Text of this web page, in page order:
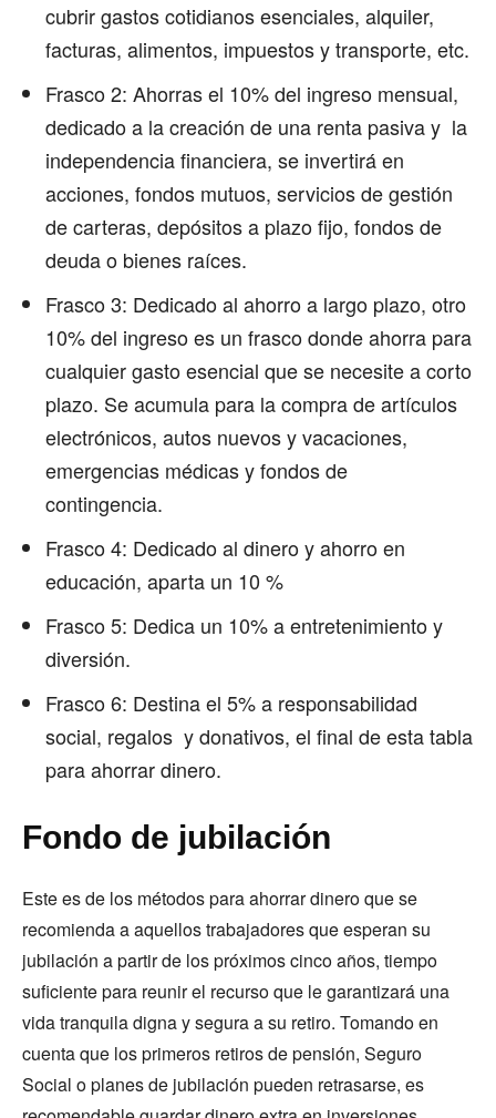
cubrir gastos cotidianos esenciales, alquiler,
facturas, alimentos, impuestos y transporte, etc.
Frasco 2: Ahorras el 10% del ingreso mensual,
dedicado a la creación de una renta pasiva y la
independencia financiera, se invertirá en
acciones, fondos mutuos, servicios de gestión
de carteras, depósitos a plazo fijo, fondos de
deuda o bienes raíces.
Frasco 3: Dedicado al ahorro a largo plazo, otro
10% del ingreso es un frasco donde ahorra para
cualquier gasto esencial que se necesite a corto
plazo. Se acumula para la compra de artículos
electrónicos, autos nuevos y vacaciones,
emergencias médicas y fondos de
contingencia.
Frasco 4: Dedicado al dinero y ahorro en
educación, aparta un 10 %
Frasco 5: Dedica un 10% a entretenimiento y
diversión.
Frasco 6: Destina el 5% a responsabilidad
social, regalos y donativos, el final de esta tabla
para ahorrar dinero.
Fondo de jubilación
Este es de los métodos para ahorrar dinero que se
recomienda a aquellos trabajadores que esperan su
jubilación a partir de los próximos cinco años, tiempo
suficiente para reunir el recurso que le garantizará una
vida tranquila digna y segura a su retiro. Tomando en
cuenta que los primeros retiros de pensión, Seguro
Social o planes de jubilación pueden retrasarse, es